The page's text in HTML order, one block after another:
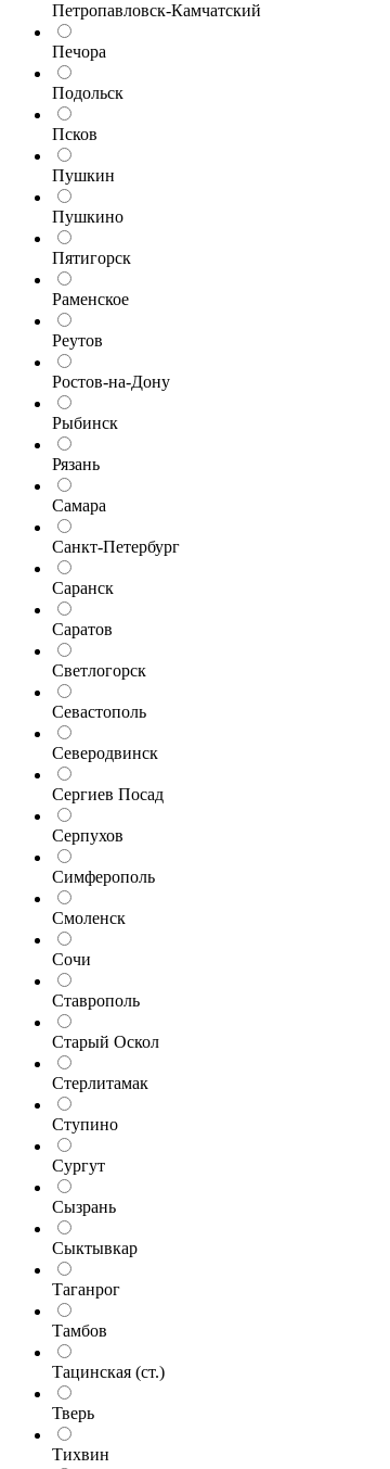
Петропавловск-Камчатский
Печора
Подольск
Псков
Пушкин
Пушкино
Пятигорск
Раменское
Реутов
Ростов-на-Дону
Рыбинск
Рязань
Самара
Санкт-Петербург
Саранск
Саратов
Светлогорск
Севастополь
Северодвинск
Сергиев Посад
Серпухов
Симферополь
Смоленск
Сочи
Ставрополь
Старый Оскол
Стерлитамак
Ступино
Сургут
Сызрань
Сыктывкар
Таганрог
Тамбов
Тацинская (ст.)
Тверь
Тихвин